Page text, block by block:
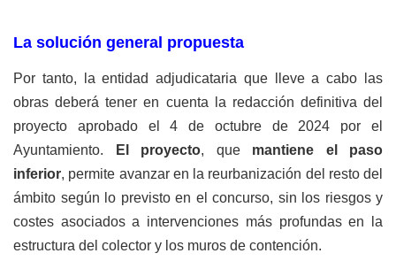
La solución general propuesta
Por tanto, la entidad adjudicataria que lleve a cabo las
obras deberá tener en cuenta la redacción definitiva del
proyecto aprobado el 4 de octubre de 2024 por el
Ayuntamiento.
El proyecto, quemantiene el paso
inferior, permite avanzar en la reurbanización del resto del
ámbito según lo previsto en el concurso, sin los riesgos y
costes asociados a intervenciones más profundas en la
estructura del colector y los muros de contención.